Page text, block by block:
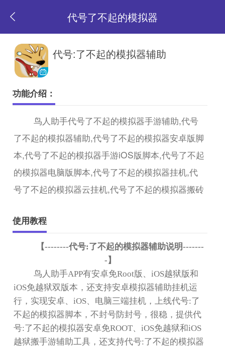
代号了不起的模拟器
返
页
代号:了不起的模拟器辅助
功能介绍：
鸟人助手代号了不起的模拟器手游辅助,代号
了不起的模拟器辅助,代号了不起的模拟器安卓版脚
本,代号了不起的模拟器手游iOS版脚本,代号了不起
的模拟器电脑版脚本,代号了不起的模拟器挂机,代
号了不起的模拟器云挂机,代号了不起的模拟器搬砖
使用教程
【--------代号:了不起的模拟器辅助说明-------
-】
鸟人助手APP有安卓免Root版、iOS越狱版和
iOS免越狱双版本，还支持安卓模拟器辅助挂机运
行，实现安卓、iOS 、电脑三端挂机，上线代号:了
不起的模拟器脚本，不封号防封号，很稳，提供代
号:了不起的模拟器安卓免ROOT 、iOS免越狱和iOS
越狱搬手游辅助工具，还支持代号:了不起的模拟器